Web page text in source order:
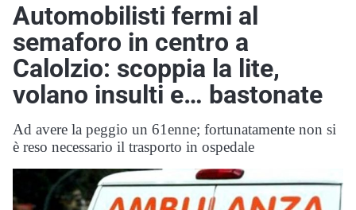
Automobilisti fermi al
semaforo in centro a
Calolzio: scoppia la lite,
volano insulti e… bastonate
Ad avere la peggio un 61enne; fortunatamente non si
è reso necessario il trasporto in ospedale